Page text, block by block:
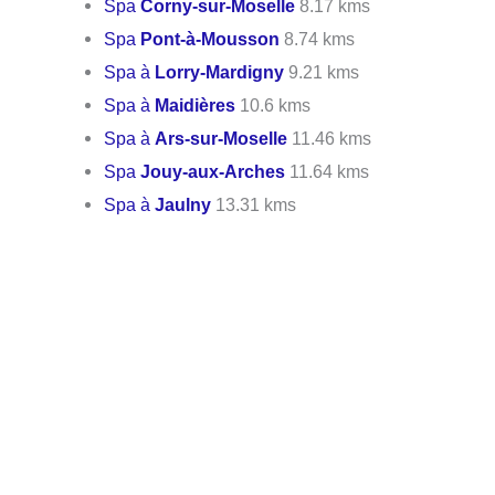
SpaCorny-sur-Moselle 8.17 kms
Spa Pont-à-Mousson 8.74 kms
Spa à Lorry-Mardigny 9.21 kms
Spa à Maidières 10.6 kms
Spa à Ars-sur-Moselle 11.46 kms
SpaJouy-aux-Arches 11.64 kms
Spa àJaulny 13.31 kms